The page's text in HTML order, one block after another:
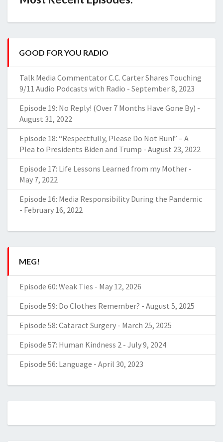
GOOD FOR YOU RADIO
Talk Media Commentator C.C. Carter Shares Touching
9/11 Audio Podcasts with Radio - September 8, 2023
Episode 19: No Reply! (Over 7 Months Have Gone By) -
August 31, 2022
Episode 18: “Respectfully, Please Do Not Run!” – A
Plea to Presidents Biden and Trump - August 23, 2022
Episode 17: Life Lessons Learned from my Mother -
May 7, 2022
Episode 16: Media Responsibility During the Pandemic
- February 16, 2022
MEG!
Episode 60: Weak Ties - May 12, 2026
Episode 59: Do Clothes Remember? - August 5, 2025
Episode 58: Cataract Surgery - March 25, 2025
Episode 57: Human Kindness 2 - July 9, 2024
Episode 56: Language - April 30, 2023